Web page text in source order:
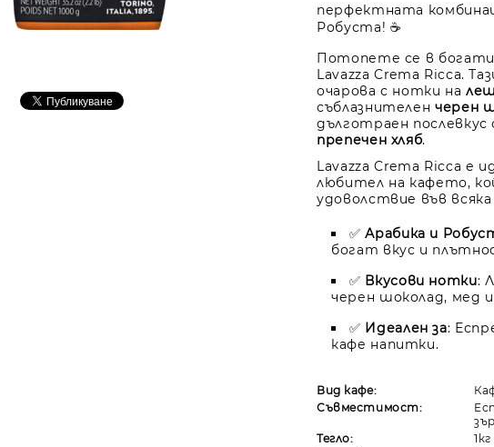
перфектната
Робуста! ☕
Потопете се в
Lavazza Crema Ricca.
очарова с нотки на
съблазнителенчерен
дълготраен послевкус
препечен хляб.
Lavazza Crema Ricca е
любител на кафето,
удоволствие във
✅Арабика и
богат вкус и
✅ Вкусови нотки:
черен шоколад, мед и
✅ Идеален за:
кафе напитки.
Вид кафе:
Съвместимост:
Тегло:
1кг